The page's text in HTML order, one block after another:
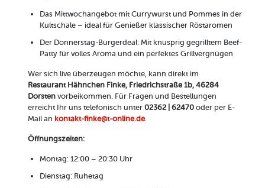
Das Mittwochangebot mit Currywurst und Pommes in der
Kultschale – ideal für Genießer klassischer Röstaromen
Der Donnerstag-Burgerdeal: Mit knusprig gegrilltem Beef-
Patty für volles Aroma und ein perfektes Grillvergnügen
Wer sich live überzeugen möchte, kann direkt im
Restaurant Hähnchen Finke, Friedrichstraße 1b, 46284
Dorstenvorbeikommen. Für Fragen und Bestellungen
erreicht Ihr uns telefonisch unter 02362 | 62470oder per E-
Mail an kontakt-finke@t-online.de.
Öffnungszeiten:
Montag: 12:00 – 20:30 Uhr
Dienstag: Ruhetag